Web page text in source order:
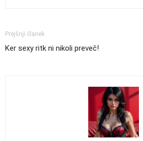
Prejšnji članek
Ker sexy ritk ni nikoli preveč!